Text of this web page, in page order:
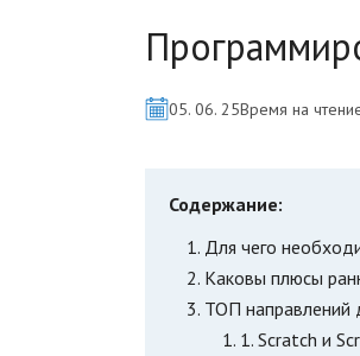
05. 06. 25Время на
Содержание:
Для чего
Каковы плюсы
ТОП направлений
1. Scratch и